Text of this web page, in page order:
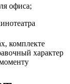
офиса;
комплекте
характер